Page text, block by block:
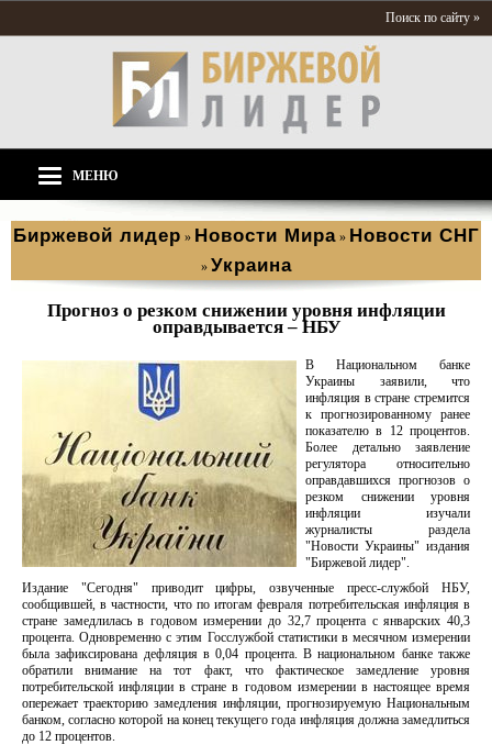
Поиск по сайту »
МЕНЮ
Биржевой лидер » Новости Мира » Новости СНГ
» Украина
Прогноз о резком снижении уровня инфляции
оправдывается – НБУ
В Национальном банке
Украины заявили, что
инфляция в стране стремится
к прогнозированному ранее
показателю в 12 процентов.
Более детально заявление
регулятора относительно
оправдавшихся прогнозов о
резком снижении уровня
инфляции изучали
журналисты раздела
"Новости Украины" издания
"Биржевой лидер".
Издание "Сегодня" приводит цифры, озвученные пресс-службой НБУ,
сообщившей, в частности, что по итогам февраля потребительская инфляция в
стране замедлилась в годовом измерении до 32,7 процента с январских 40,3
процента. Одновременно с этим Госслужбой статистики в месячном измерении
была зафиксирована дефляция в 0,04 процента. В национальном банке также
обратили внимание на тот факт, что фактическое замедление уровня
потребительской инфляции в стране в годовом измерении в настоящее время
опережает траекторию замедления инфляции, прогнозируемую Национальным
банком, согласно которой на конец текущего года инфляция должна замедлиться
до 12 процентов.